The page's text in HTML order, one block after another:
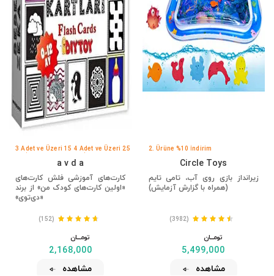
2. Ürüne %10 İndirim
Circle Toys
زیرانداز بازی روی آب، تامی تایم
(همراه با گزارش آزمایش)
(3982)
تومــــــان
5,499,000
مشاهده
3 Adet ve Üzeri 15 4 Adet ve Üzeri 25
a v d a
کارت‌های آموزشی فلش کارت‌های
«اولین کارت‌های کودک من» از برند
«دی‌توی»
(152)
تومــــــان
2,168,000
مشاهده